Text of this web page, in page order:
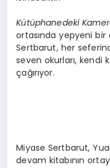
Kütüphanedeki
ortasında yepyeni
Sertbarut, her
seven okurları, kendi
çağırıyor.
Miyase Sertbarut,
devam kitabının